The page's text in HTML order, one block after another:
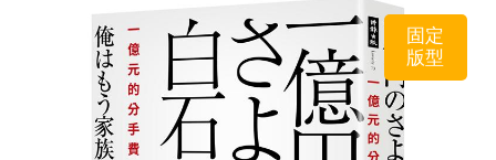
固定
版型